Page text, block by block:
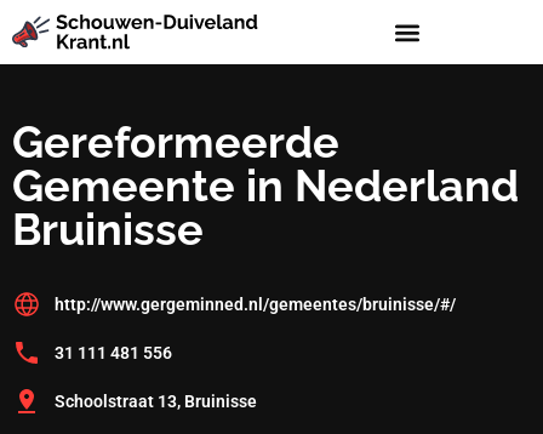
Gereformeerde
Gemeente in Nederland
Bruinisse
http://www.gergeminned.nl/gemeentes/bruinisse/#/
31 111 481 556
Schoolstraat 13, Bruinisse